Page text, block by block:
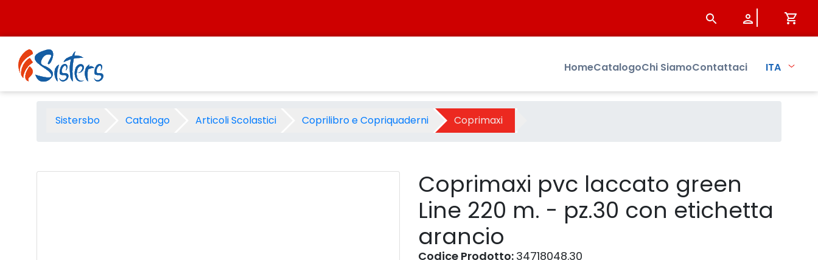
Coprimaxi pvc laccato green Line 220 m. - pz.30 con etichetta arancio - Prodotto -
HomeCatalogoChi SiamoContattaci ITA
Sistersbo Catalogo Articoli Scolastici Coprilibro e Copriquaderni Coprimaxi
Coprimaxi pvc laccato green
Line 220 m. - pz.30 con etichetta
arancio
Codice Prodotto: 34718048.30